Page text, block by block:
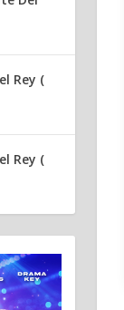
Rey (
Rey (